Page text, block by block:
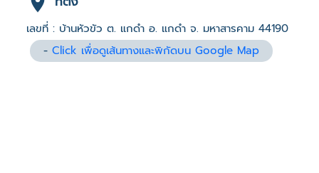
เลขที่ : บ้านหัวขัว ต. แกดำ อ. แกดำ จ. มหาสารคาม 44190
-Click เพื่อดูเส้นทางและพิกัดบน Google Map